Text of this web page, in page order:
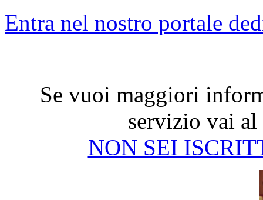
Entra nel nostro portale
Se vuoi maggiori
servizio vai al
NON SEI